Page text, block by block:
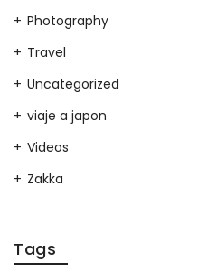
Photography
Travel
Uncategorized
viaje a japon
Videos
Zakka
Tags